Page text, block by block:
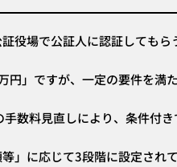
役場で公証人に認証してもら
円」ですが、一定の要件を満
数料見直しにより、条件付
」に応じて3段階に設定されて